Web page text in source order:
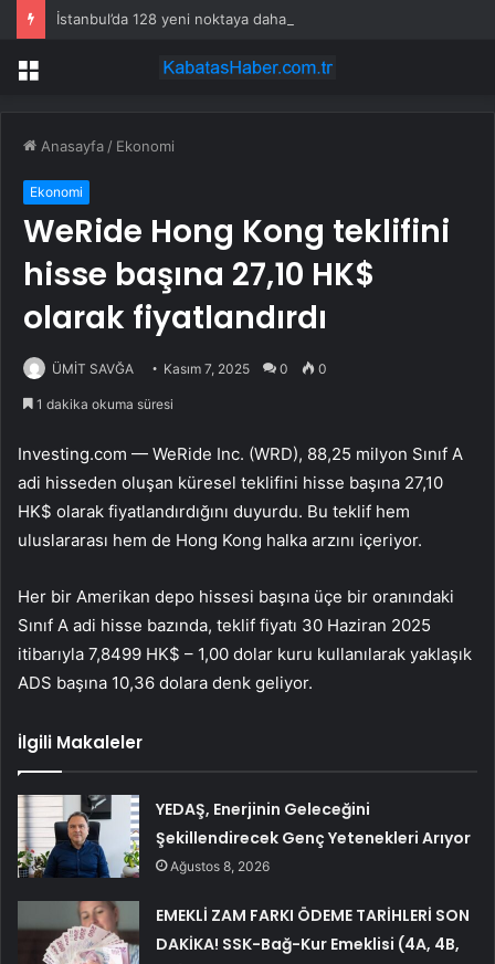
İstanbul’da 128 yeni noktaya daha EDS geliyor
Menü
Anasayfa / Ekonomi
Ekonomi
WeRide Hong Kong teklifini
hisse başına 27,10 HK$
olarak fiyatlandırdı
ÜMİT SAVĞA Kasım 7, 2025 0 0
1 dakika okuma süresi
Investing.com — WeRide Inc. (WRD), 88,25 milyon Sınıf A
adi hisseden oluşan küresel teklifini hisse başına 27,10
HK$ olarak fiyatlandırdığını duyurdu. Bu teklif hem
uluslararası hem de Hong Kong halka arzını içeriyor.
Her bir Amerikan depo hissesi başına üçe bir oranındaki
Sınıf A adi hisse bazında, teklif fiyatı 30 Haziran 2025
itibarıyla 7,8499 HK$ – 1,00 dolar kuru kullanılarak yaklaşık
ADS başına 10,36 dolara denk geliyor.
İlgili Makaleler
YEDAŞ, Enerjinin Geleceğini
Şekillendirecek Genç Yetenekleri Arıyor
Ağustos 8, 2026
EMEKLİ ZAM FARKI ÖDEME TARİHLERİ SON
DAKİKA! SSK-Bağ-Kur Emeklisi (4A, 4B,